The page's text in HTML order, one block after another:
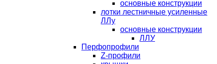
основные конструкции
лотки лестничные усиленные
ЛЛу
основные конструкции
ЛЛУ
Перфопрофили
Z-профили